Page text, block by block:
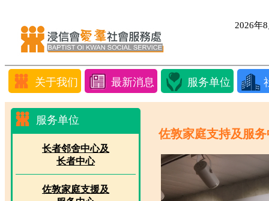
2026年
关于我们 最新消息 服务单位
服务单位
长者邻舍中心及
长者中心
佐敦家庭支援及
佐敦家庭支持及服